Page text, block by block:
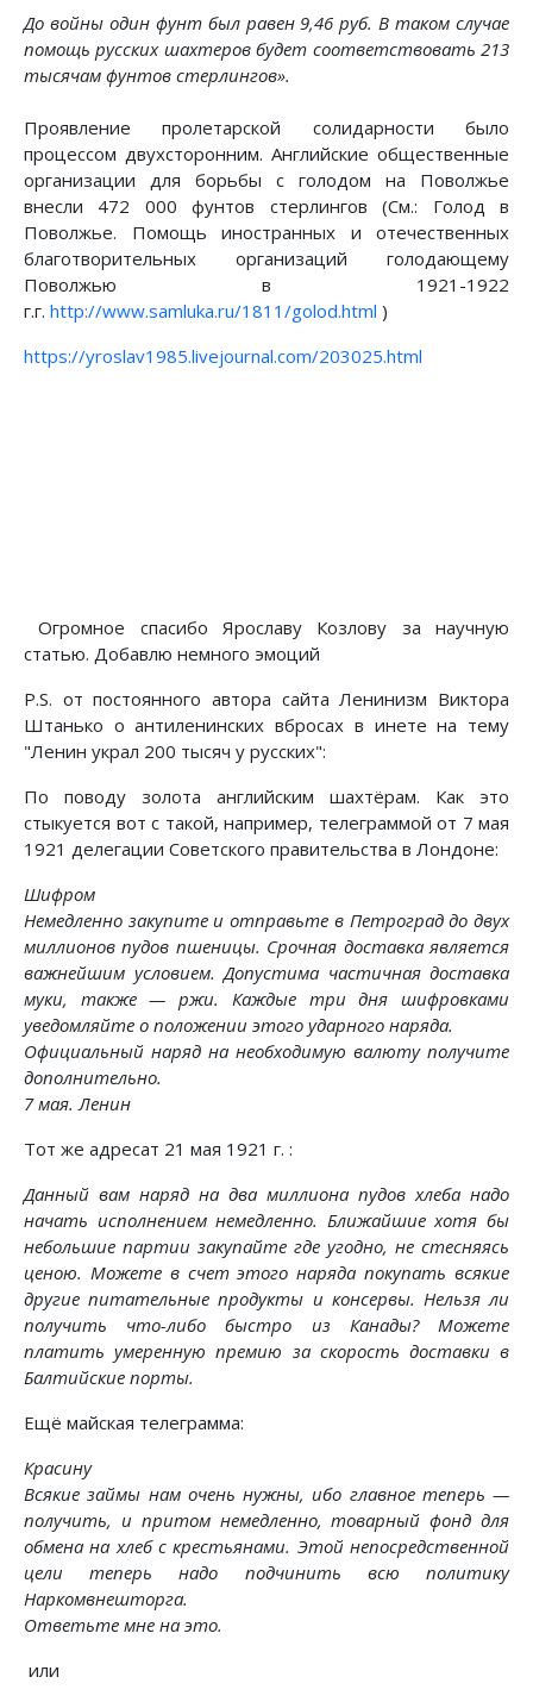
До войны один фунт был равен 9,46 руб. В таком случае
помощь русских шахтеров будет соответствовать 213
тысячам фунтов стерлингов».
Проявление пролетарской солидарности было
процессом двухсторонним. Английские общественные
организации для борьбы с голодом на Поволжье
внесли 472 000 фунтов стерлингов (См.: Голод в
Поволжье. Помощь иностранных и отечественных
благотворительных организаций голодающему
Поволжью в 1921-1922
г.г. http://www.samluka.ru/1811/golod.html )
https://yroslav1985.livejournal.com/203025.html
Огромное спасибо Ярославу Козлову за научную
статью. Добавлю немного эмоций
P.S. от постоянного автора сайта Ленинизм Виктора
Штанько о антиленинских вбросах в инете на тему
"Ленин украл 200 тысяч у русских":
По поводу золота английским шахтёрам. Как это
стыкуется вот с такой, например, телеграммой от 7 мая
1921 делегации Советского правительства в Лондоне:
Шифром
Немедленно закупите и отправьте в Петроград до двух
миллионов пудов пшеницы. Срочная доставка является
важнейшим условием. Допустима частичная доставка
муки, также — ржи. Каждые три дня шифровками
уведомляйте о положении этого ударного наряда.
Официальный наряд на необходимую валюту получите
дополнительно.
7 мая. Ленин
Тот же адресат 21 мая 1921 г. :
Данный вам наряд на два миллиона пудов хлеба надо
начать исполнением немедленно. Ближайшие хотя бы
небольшие партии закупайте где угодно, не стесняясь
ценою. Можете в счет этого наряда покупать всякие
другие питательные продукты и консервы. Нельзя ли
получить что-либо быстро из Канады? Можете
платить умеренную премию за скорость доставки в
Балтийские порты.
Ещё майская телеграмма:
Красину
Всякие займы нам очень нужны, ибо главное теперь —
получить, и притом немедленно, товарный фонд для
обмена на хлеб с крестьянами. Этой непосредственной
цели теперь надо подчинить всю политику
Наркомвнешторга.
Ответьте мне на это.
или